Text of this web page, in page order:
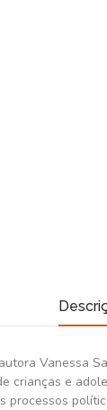
Vanessa
crianças e